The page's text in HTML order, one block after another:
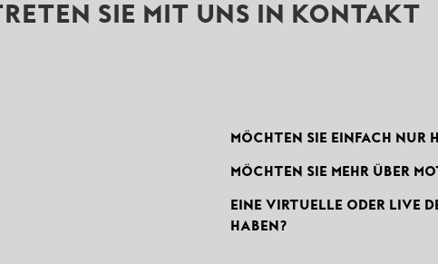
SIE MIT UNS IN KONTAKT
MÖCHTEN SIE EINFACH NUR
MÖCHTEN SIE MEHR ÜBER
EINE VIRTUELLE ODER LIVE
HABEN?